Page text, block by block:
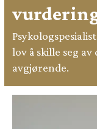
lov å skille seg
avgjørende.